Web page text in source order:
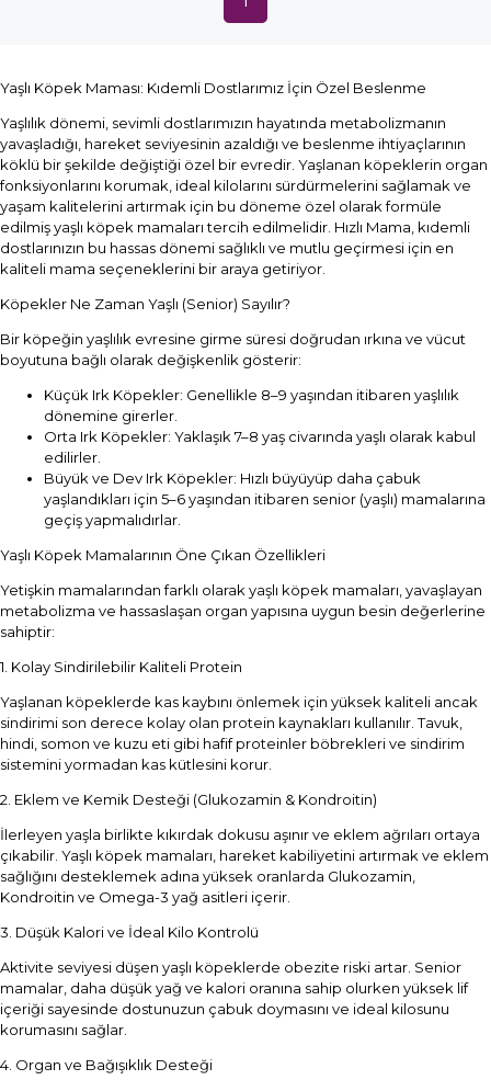
Yaşlı Köpek Maması: Kıdemli Dostlarımız İçin Özel Beslenme
Yaşlılık dönemi, sevimli dostlarımızın hayatında metabolizmanın
yavaşladığı, hareket seviyesinin azaldığı ve beslenme ihtiyaçlarının
köklü bir şekilde değiştiği özel bir evredir. Yaşlanan köpeklerin organ
fonksiyonlarını korumak, ideal kilolarını sürdürmelerini sağlamak ve
yaşam kalitelerini artırmak için bu döneme özel olarak formüle
edilmiş yaşlı köpek mamaları tercih edilmelidir. Hızlı Mama, kıdemli
dostlarınızın bu hassas dönemi sağlıklı ve mutlu geçirmesi için en
kaliteli mama seçeneklerini bir araya getiriyor.
Köpekler Ne Zaman Yaşlı (Senior) Sayılır?
Bir köpeğin yaşlılık evresine girme süresi doğrudan ırkına ve vücut
boyutuna bağlı olarak değişkenlik gösterir:
Küçük Irk Köpekler: Genellikle 8–9 yaşından itibaren yaşlılık
dönemine girerler.
Orta Irk Köpekler: Yaklaşık 7–8 yaş civarında yaşlı olarak kabul
edilirler.
Büyük ve Dev Irk Köpekler: Hızlı büyüyüp daha çabuk
yaşlandıkları için 5–6 yaşından itibaren senior (yaşlı) mamalarına
geçiş yapmalıdırlar.
Yaşlı Köpek Mamalarının Öne Çıkan Özellikleri
Yetişkin mamalarından farklı olarak yaşlı köpek mamaları, yavaşlayan
metabolizma ve hassaslaşan organ yapısına uygun besin değerlerine
sahiptir:
1. Kolay Sindirilebilir Kaliteli Protein
Yaşlanan köpeklerde kas kaybını önlemek için yüksek kaliteli ancak
sindirimi son derece kolay olan protein kaynakları kullanılır. Tavuk,
hindi, somon ve kuzu eti gibi hafif proteinler böbrekleri ve sindirim
sistemini yormadan kas kütlesini korur.
2. Eklem ve Kemik Desteği (Glukozamin & Kondroitin)
İlerleyen yaşla birlikte kıkırdak dokusu aşınır ve eklem ağrıları ortaya
çıkabilir. Yaşlı köpek mamaları, hareket kabiliyetini artırmak ve eklem
sağlığını desteklemek adına yüksek oranlarda Glukozamin,
Kondroitin ve Omega-3 yağ asitleri içerir.
3. Düşük Kalori ve İdeal Kilo Kontrolü
Aktivite seviyesi düşen yaşlı köpeklerde obezite riski artar. Senior
mamalar, daha düşük yağ ve kalori oranına sahip olurken yüksek lif
içeriği sayesinde dostunuzun çabuk doymasını ve ideal kilosunu
korumasını sağlar.
4. Organ ve Bağışıklık Desteği